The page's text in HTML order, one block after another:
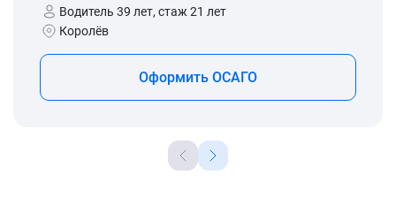
Водитель 39 лет, стаж 21 лет
Королёв
Оформить ОСАГО